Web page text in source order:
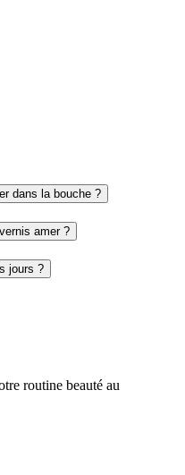
dans la bouche ?
amer ?
jours ?
routine beauté au